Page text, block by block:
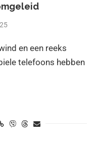
en een reeks
telefoons hebben